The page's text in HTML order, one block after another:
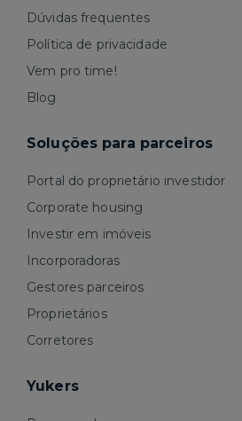
Dúvidas frequentes
Política de privacidade
Vem pro time!
Blog
Soluções para parceiros
Portal do proprietário investidor
Corporate housing
Investir em imóveis
Incorporadoras
Gestores parceiros
Proprietários
Corretores
Yukers